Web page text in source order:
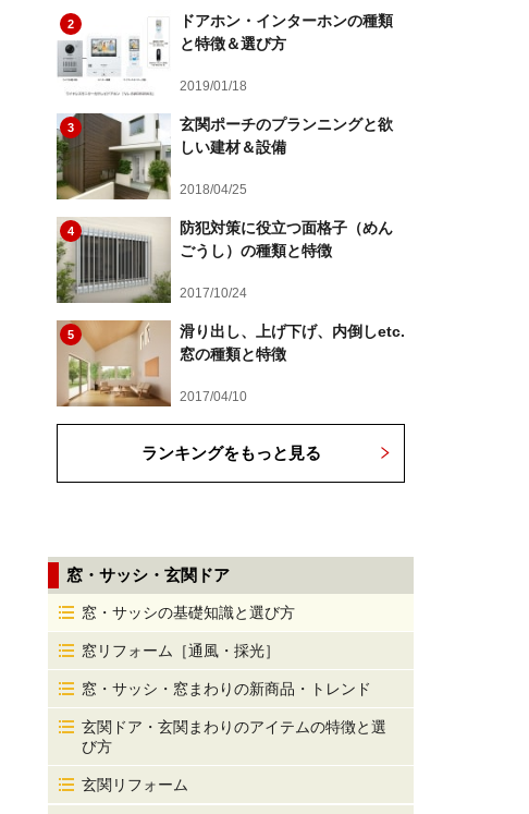
2
ドアホン・インターホンの種類
と特徴＆選び方
2019/01/18
3
玄関ポーチのプランニングと欲
しい建材＆設備
2018/04/25
4
防犯対策に役立つ面格子（めん
ごうし）の種類と特徴
2017/10/24
5
滑り出し、上げ下げ、内倒しetc.
窓の種類と特徴
2017/04/10
ランキングをもっと見る
窓・サッシ・玄関ドア
窓・サッシの基礎知識と選び方
窓リフォーム［通風・採光］
窓・サッシ・窓まわりの新商品・トレンド
玄関ドア・玄関まわりのアイテムの特徴と選
び方
玄関リフォーム